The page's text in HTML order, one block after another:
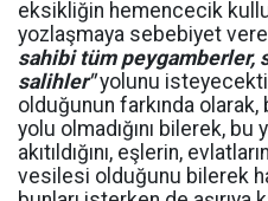
eksikliğin hemencecik
yozlaşmaya sebebiyet
sahibi tüm peygamberler,
salihler"yolunu
olduğunun farkında
yolu olmadığını bilerek,
akıtıldığını, eşlerin,
vesilesi olduğunu bilerek